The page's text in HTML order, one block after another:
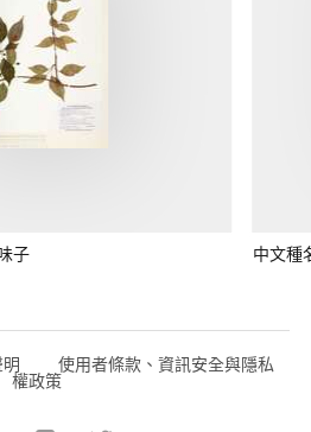
子 中文種
使用者條款、資訊安全與隱私
權政策